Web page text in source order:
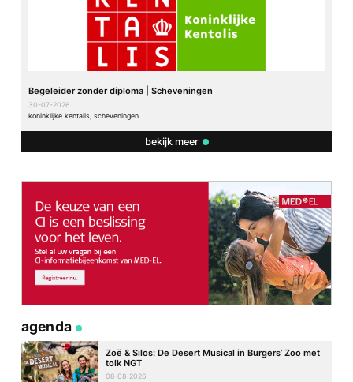
Begeleider zonder diploma | Scheveningen
30-07-2026
koninklijke kentalis, scheveningen
bekijk meer
agenda
Zoë & Silos: De Desert Musical in Burgers’ Zoo met
tolk NGT
08-08-2026